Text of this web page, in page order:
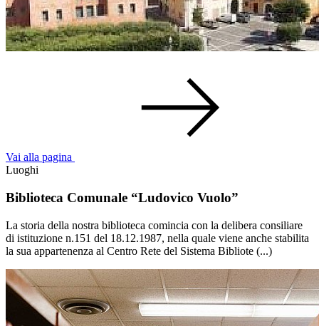
Vai alla pagina
Luoghi
Biblioteca Comunale “Ludovico Vuolo”
La storia della nostra biblioteca comincia con la delibera consiliare
di istituzione n.151 del 18.12.1987, nella quale viene anche stabilita
la sua appartenenza al Centro Rete del Sistema Bibliote (...)